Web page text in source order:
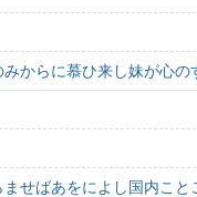
からに慕ひ来し妹が心の
せばあをによし国内こと